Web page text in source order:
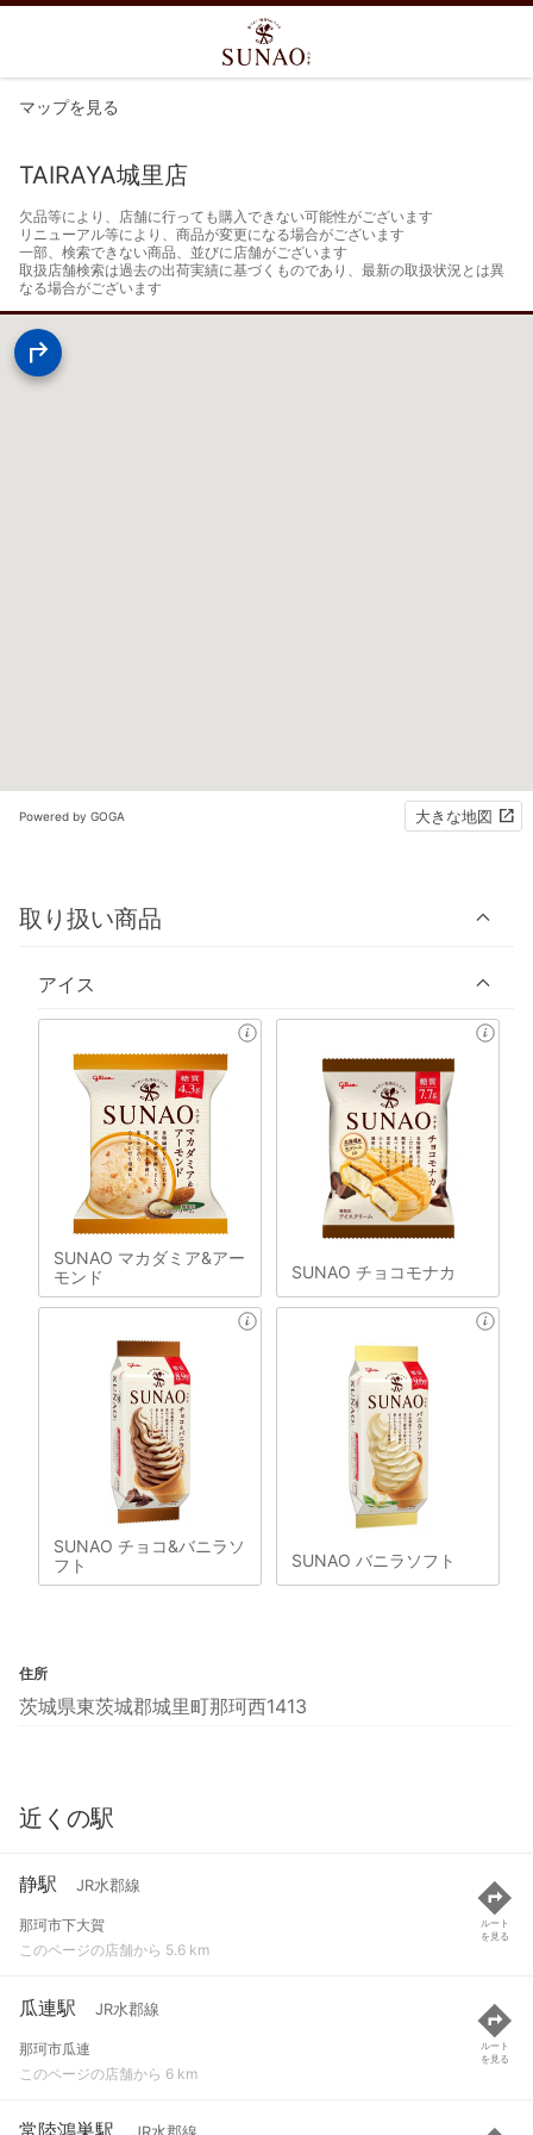
マップを見る
TAIRAYA城里店
欠品等により、店舗に行っても購入できない可能性がございます
リニューアル等により、商品が変更になる場合がございます
一部、検索できない商品、並びに店舗がございます
取扱店舗検索は過去の出荷実績に基づくものであり、最新の取扱状況とは異
なる場合がございます
Powered by GOGA 大きな地図
取り扱い商品
アイス
SUNAO マカダミア&アー
モンド
SUNAO チョコモナカ
SUNAO チョコ&バニラソ
フト
SUNAO バニラソフト
住所
茨城県東茨城郡城里町那珂西1413
近くの駅
静駅 JR水郡線
那珂市下大賀
このページの店舗から 5.6 km
ルート
を見る
瓜連駅 JR水郡線
那珂市瓜連
このページの店舗から 6 km
ルート
を見る
常陸鴻巣駅